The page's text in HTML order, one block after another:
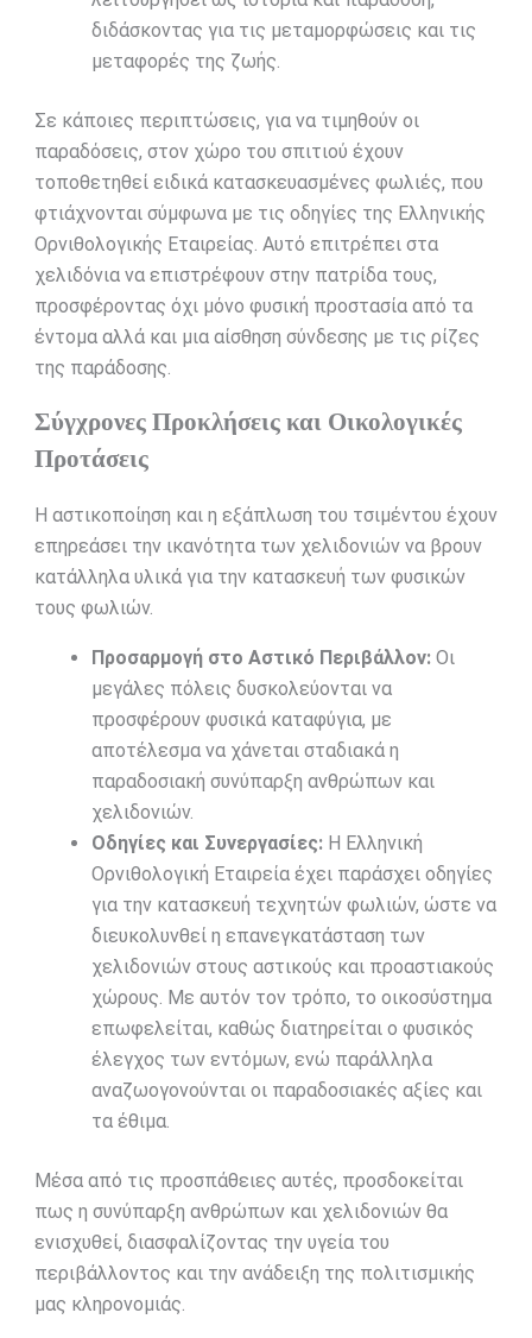
διδάσκοντας για τις μεταμορφώσεις και τις
μεταφορές της ζωής.
Σε κάποιες περιπτώσεις, για να τιμηθούν οι
παραδόσεις, στον χώρο του σπιτιού έχουν
τοποθετηθεί ειδικά κατασκευασμένες φωλιές, που
φτιάχνονται σύμφωνα με τις οδηγίες της Ελληνικής
Ορνιθολογικής Εταιρείας. Αυτό επιτρέπει στα
χελιδόνια να επιστρέφουν στην πατρίδα τους,
προσφέροντας όχι μόνο φυσική προστασία από τα
έντομα αλλά και μια αίσθηση σύνδεσης με τις ρίζες
της παράδοσης.
Σύγχρονες Προκλήσεις και Οικολογικές
Προτάσεις
Η αστικοποίηση και η εξάπλωση του τσιμέντου έχουν
επηρεάσει την ικανότητα των χελιδονιών να βρουν
κατάλληλα υλικά για την κατασκευή των φυσικών
τους φωλιών.
Προσαρμογή στο Αστικό Περιβάλλον:Οι
μεγάλες πόλεις δυσκολεύονται να
προσφέρουν φυσικά καταφύγια, με
αποτέλεσμα να χάνεται σταδιακά η
παραδοσιακή συνύπαρξη ανθρώπων και
χελιδονιών.
Οδηγίες και Συνεργασίες:Η Ελληνική
Ορνιθολογική Εταιρεία έχει παράσχει οδηγίες
για την κατασκευή τεχνητών φωλιών, ώστε να
διευκολυνθεί η επανεγκατάσταση των
χελιδονιών στους αστικούς και προαστιακούς
χώρους. Με αυτόν τον τρόπο, το οικοσύστημα
επωφελείται, καθώς διατηρείται ο φυσικός
έλεγχος των εντόμων, ενώ παράλληλα
αναζωογονούνται οι παραδοσιακές αξίες και
τα έθιμα.
Μέσα από τις προσπάθειες αυτές, προσδοκείται
πως η συνύπαρξη ανθρώπων και χελιδονιών θα
ενισχυθεί, διασφαλίζοντας την υγεία του
περιβάλλοντος και την ανάδειξη της πολιτισμικής
μας κληρονομιάς.